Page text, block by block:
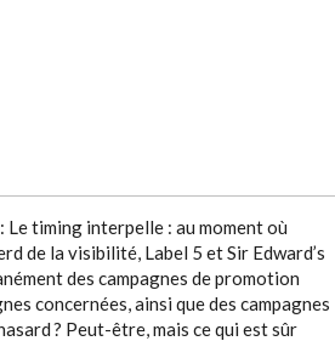
: Le timing interpelle : au moment où
de la visibilité, Label 5 et Sir Edward’s
des campagnes de promotion
concernées, ainsi que des campagnes
? Peut-être, mais ce qui est sûr